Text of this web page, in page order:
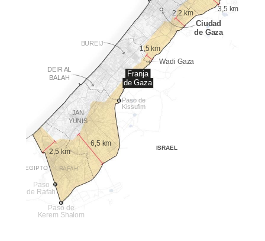
3,5 km
2,2 km
Ciudad
de Gaza
BUREIJ
1,5 km
Wadi Gaza
DEIR AL
BALAH
Franja
de Gaza
Paso de
Kissufim
JAN
YUNIS
6,5 km
ISRAEL
2,5 km
EGIPTO RAFAH
Paso
de Rafah
Paso de
Kerem Shalom